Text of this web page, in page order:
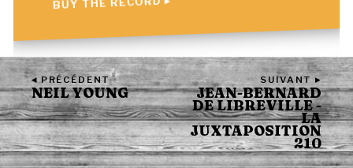
◂ PRÉCÉDENT
NEIL YOUNG
SUIVANT ▸
JEAN-BERNARD
DE LIBREVILLE -
LA
JUXTAPOSITION
210